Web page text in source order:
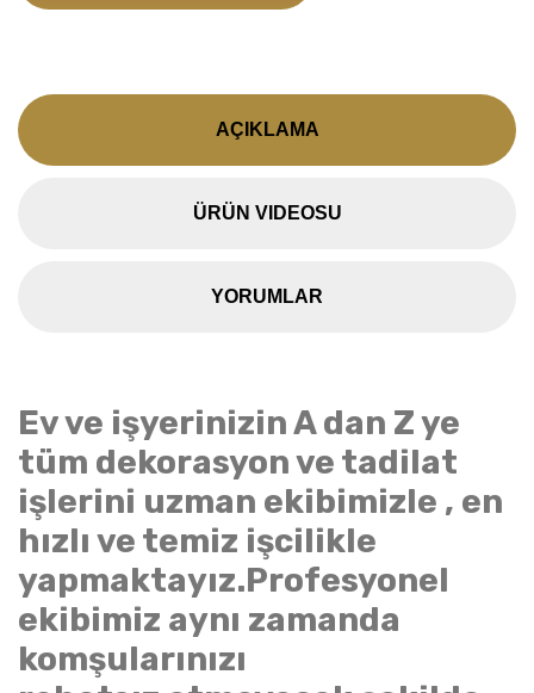
AÇIKLAMA
ÜRÜN VIDEOSU
YORUMLAR
Ev ve işyerinizin A dan Z ye
tüm dekorasyon ve tadilat
işlerini uzman ekibimizle , en
hızlı ve temiz işcilikle
yapmaktayız.Profesyonel
ekibimiz aynı zamanda
komşularınızı